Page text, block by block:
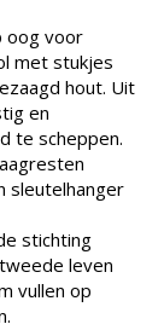
oog voor
met stukjes
hout. Uit
en
te scheppen.
sleutelhanger
stichting
leven
vullen op